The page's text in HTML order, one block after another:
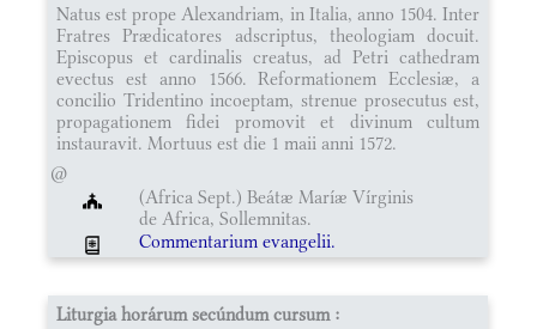
Natus est prope Alexandriam, in Italia, anno 1504. Inter
Fratres Prædicatores adscriptus, theologiam docuit.
Episcopus et cardinalis creatus, ad Petri cathedram
evectus est anno 1566. Reformationem Ecclesiæ, a
concilio Tridentino incoeptam, strenue prosecutus est,
propagationem fidei promovit et divinum cultum
instauravit. Mortuus est die 1 maii anni 1572.
@
(Africa Sept.) Beátæ Maríæ Vírginis
de Africa, Sollemnitas.
Commentarium evangelii.
Liturgia horárum secúndum cursum :